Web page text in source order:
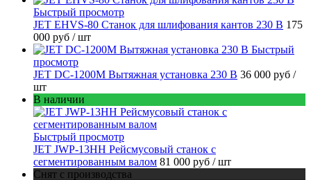
Быстрый просмотр
JET EHVS-80 Станок для шлифования кантов 230 В 175
000 руб / шт
Быстрый
просмотр
JET DC-1200M Вытяжная установка 230 В 36 000 руб /
шт
В наличии
Быстрый просмотр
JET JWP-13HH Рейсмусовый станок с
сегментированным валом 81 000 руб / шт
Снят с производства